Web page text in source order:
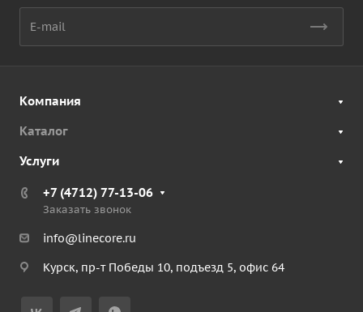
Компания
Каталог
Услуги
+7 (4712) 77-13-06
Заказать звонок
info@linecore.ru
Курск, пр-т Победы 10, подъезд 5, офис 64